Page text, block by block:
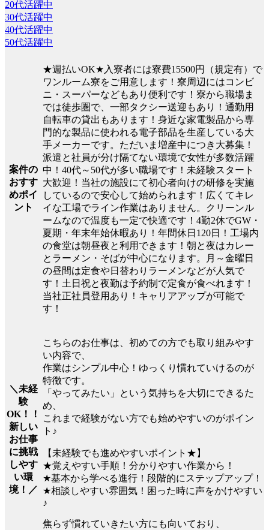
20代活躍中
30代活躍中
40代活躍中
50代活躍中
案件の
おすす
めポイ
ント
★週払いOK★入寮者には寮費15500円（規定有）で
ワンルーム寮をご用意します！寮周辺にはコンビ
ニ・スーパーなどもあり便利です！寮から職場ま
では徒歩圏で、一部タクシー送迎もあり！通勤用
自転車の貸出もあります！身近な家電製品から専
門的な製品に使われる電子部品を生産している大
手メーカーです。ただいま増産中につき大募集！
派遣と社員が分け隔てない環境で女性が多数活躍
中！40代～50代が多い職場です！未経験スタート
大歓迎！当社の施設にて初心者向けの研修を実施
しているので安心して始められます！広くてキレ
イな工場でライン作業はありません。クリーンル
ームなので温度も一定で快適です！4勤2休でGW・
夏期・年末年始休暇あり！年間休日120日！工場内
の食堂は朝昼夜と利用できます！朝と夜はカレー
とラーメン・そばが中心になります。月～金曜日
の昼間は定食や日替わりラーメンなどが人気で
す！土日祝と夜勤は予約制で定食が食べれます！
当社正社員登用あり！キャリアアップが可能で
す！
＼未経
験
OK！！
新しい
お仕事
に挑戦
しやす
い環
境！／
こちらのお仕事は、初めての方でも取り組みやす
い内容で、
作業はシンプル中心！ゆっくり慣れていけるのが
特徴です。
「やってみたい」という気持ちを大切にできるた
め、
これまで経験がない方でも始めやすいのがポイン
ト♪
【未経験でも進めやすいポイント★】
★覚えやすい手順！分かりやすい作業から！
★基本から学べる進行！段階的にステップアップ！
★相談しやすい雰囲気！困った時に声をかけやすい
♪
焦らず慣れていきたい方にも向いており、